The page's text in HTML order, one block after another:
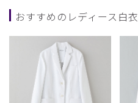
おすすめのレディース白衣